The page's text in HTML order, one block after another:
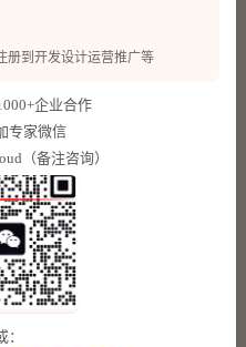
册到开发设计运营推广等
企业合作
专家微信
（备注咨询）
：